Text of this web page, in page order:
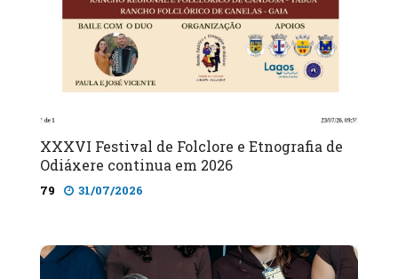
XXXVI Festival de Folclore e Etnografia de
Odiáxere continua em 2026
79 31/07/2026